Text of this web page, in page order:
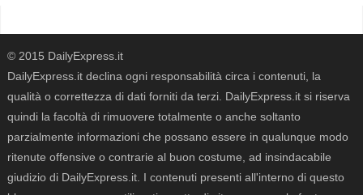
© 2015 DailyExpress.it
DailyExpress.it declina ogni responsabilità circa i contenuti, la
qualità o correttezza di dati forniti da terzi. DailyExpress.it si riserva
quindi la facoltà di rimuovere totalmente o anche soltanto
parzialmente informazioni che possano essere in qualunque modo
ritenute offensive o contrarie al buon costume, ad insindacabile
giudizio di DailyExpress.it. I contenuti presenti all'interno di questo